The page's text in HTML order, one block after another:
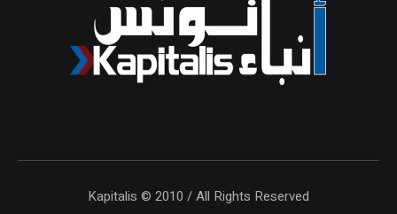
Kapitalis © 2010 / All Rights Reserved